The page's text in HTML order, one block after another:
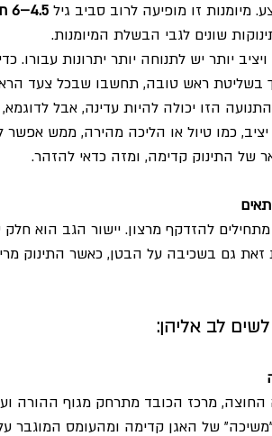
מיומנות זו מופיעה לרוב סביב גיל 4.5–6 חודשים
שונים לגבי הבשלת המיומנות.
יותר יש לתנוחה יותר יתרונות עבורו.
בשליטת ראש טובה, תחשבו שבכל צעד
הזו יכולה להיות עדינה, אבל
כמו טיול או הליכה מהירה, ממש אפשר
של התינוק קדימה, ומזה כדאי להזהר.
להזדקף מרצון. יישור הגב הוא
זאת גם בשכיבה על הבטן, כאשר התינוק
לב אליהן:
החוצה, מרכז הכובד מתרחק מגוף ההורה
של האגן קדימה ומהעומס המוגבר